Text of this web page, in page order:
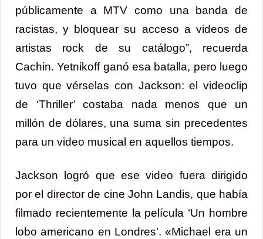
públicamente a MTV como una banda de
racistas, y bloquear su acceso a videos de
artistas rock de su catálogo”, recuerda
Cachin. Yetnikoff ganó esa batalla, pero luego
tuvo que vérselas con Jackson: el videoclip
de ‘Thriller’ costaba nada menos que un
millón de dólares, una suma sin precedentes
para un video musical en aquellos tiempos.
Jackson logró que ese video fuera dirigido
por el director de cine John Landis, que había
filmado recientemente la película ‘Un hombre
lobo americano en Londres’. «Michael era un